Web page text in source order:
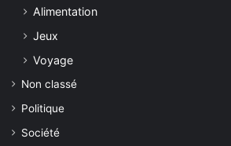
Alimentation
Jeux
Voyage
Non classé
Politique
Société